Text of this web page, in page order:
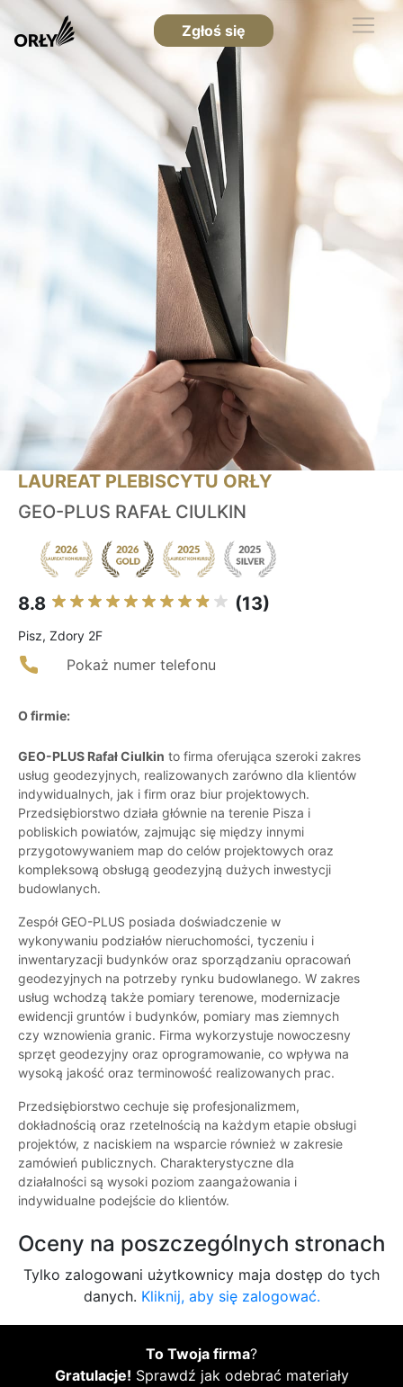
Zgłoś się
LAUREAT PLEBISCYTU ORŁY
GEO-PLUS RAFAŁ CIULKIN
8.8 (13)
Pisz, Zdory 2F
Pokaż numer telefonu
O firmie:
GEO-PLUS Rafał Ciulkin to firma oferująca szeroki zakres
usług geodezyjnych, realizowanych zarówno dla klientów
indywidualnych, jak i firm oraz biur projektowych.
Przedsiębiorstwo działa głównie na terenie Pisza i
pobliskich powiatów, zajmując się między innymi
przygotowywaniem map do celów projektowych oraz
kompleksową obsługą geodezyjną dużych inwestycji
budowlanych.
Zespół GEO-PLUS posiada doświadczenie w
wykonywaniu podziałów nieruchomości, tyczeniu i
inwentaryzacji budynków oraz sporządzaniu opracowań
geodezyjnych na potrzeby rynku budowlanego. W zakres
usług wchodzą także pomiary terenowe, modernizacje
ewidencji gruntów i budynków, pomiary mas ziemnych
czy wznowienia granic. Firma wykorzystuje nowoczesny
sprzęt geodezyjny oraz oprogramowanie, co wpływa na
wysoką jakość oraz terminowość realizowanych prac.
Przedsiębiorstwo cechuje się profesjonalizmem,
dokładnością oraz rzetelnością na każdym etapie obsługi
projektów, z naciskiem na wsparcie również w zakresie
zamówień publicznych. Charakterystyczne dla
działalności są wysoki poziom zaangażowania i
indywidualne podejście do klientów.
Oceny na poszczególnych stronach
Tylko zalogowani użytkownicy maja dostęp do tych
danych. Kliknij, aby się zalogować.
To Twoja firma?
Gratulacje! Sprawdź jak odebrać materiały